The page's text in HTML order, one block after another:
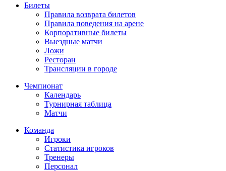
Билеты
Правила возврата билетов
Правила поведения на арене
Корпоративные билеты
Выездные матчи
Ложи
Ресторан
Трансляции в городе
Чемпионат
Календарь
Турнирная таблица
Матчи
Команда
Игроки
Статистика игроков
Тренеры
Персонал